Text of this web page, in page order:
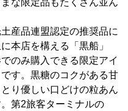
な限定品もたくさん並ん
産品連盟認定の推奨品に
本店を構える「黒船」
のみ購入できる限定アイ
す。黒糖のコクがある甘
り優しい口どけの粒あん
第2旅客ターミナルの